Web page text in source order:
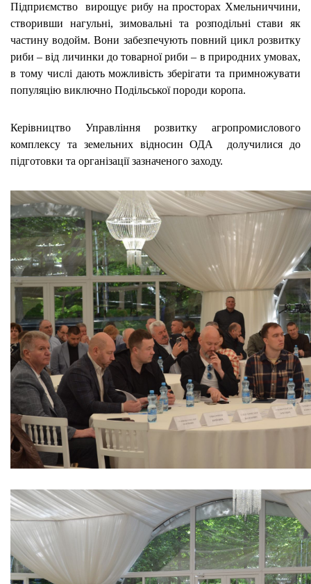
Підприємство вирощує рибу на просторах Хмельниччини,
створивши нагульні, зимовальні та розподільні стави як
частину водойм. Вони забезпечують повний цикл розвитку
риби – від личинки до товарної риби – в природних умовах,
в тому числі дають можливість зберігати та примножувати
популяцію виключно Подільської породи коропа.
Керівництво Управління розвитку агропромислового
комплексу та земельних відносин ОДА долучилися до
підготовки та організації зазначеного заходу.